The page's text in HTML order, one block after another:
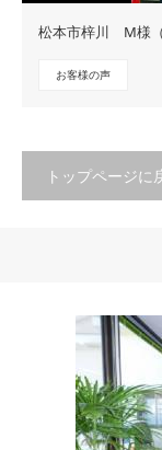
松本市梓川 M様（
お客様の声
トップページに